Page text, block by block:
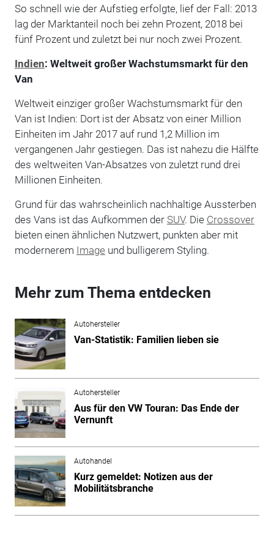
So schnell wie der Aufstieg erfolgte, lief der Fall: 2013
lag der Marktanteil noch bei zehn Prozent, 2018 bei
fünf Prozent und zuletzt bei nur noch zwei Prozent.
Indien: Weltweit großer Wachstumsmarkt für den
Van
Weltweit einziger großer Wachstumsmarkt für den
Van ist Indien: Dort ist der Absatz von einer Million
Einheiten im Jahr 2017 auf rund 1,2 Million im
vergangenen Jahr gestiegen. Das ist nahezu die Hälfte
des weltweiten Van-Absatzes von zuletzt rund drei
Millionen Einheiten.
Grund für das wahrscheinlich nachhaltige Aussterben
des Vans ist das Aufkommen der SUV. Die Crossover
bieten einen ähnlichen Nutzwert, punkten aber mit
modernerem Image und bulligerem Styling.
Mehr zum Thema entdecken
Autohersteller
Van-Statistik: Familien lieben sie
Autohersteller
Aus für den VW Touran: Das Ende der
Vernunft
Autohandel
Kurz gemeldet: Notizen aus der
Mobilitätsbranche